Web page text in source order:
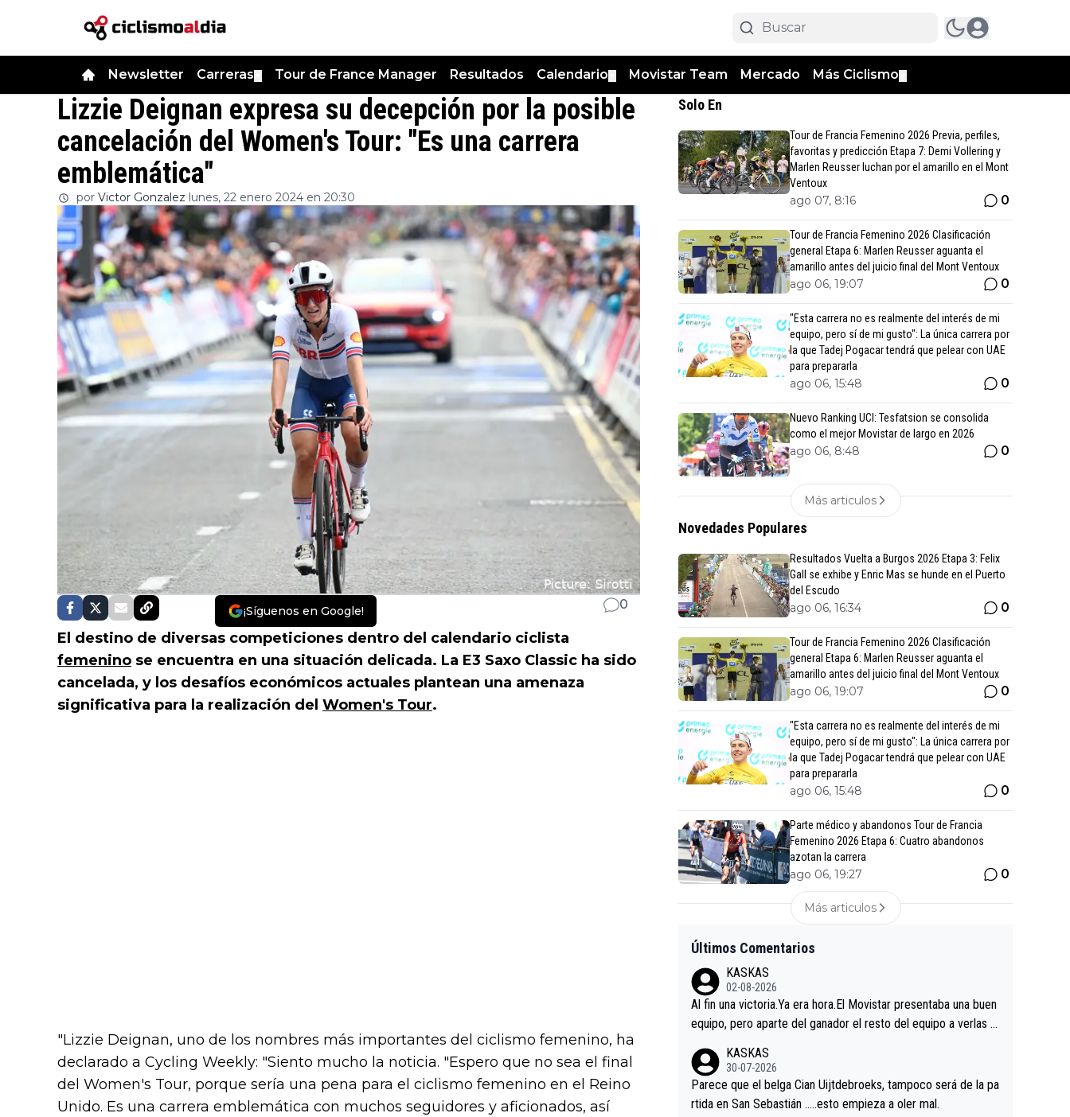
Newsletter Carreras Tour de France Manager Resultados Calendario Movistar Team Mercado Más Ciclismo
Lizzie Deignan expresa su decepción por la posible
cancelación del Women's Tour: "Es una carrera
emblemática"
por Victor Gonzalez lunes, 22 enero 2024 en 20:30
¡Síguenos en Google! 0
El destino de diversas competiciones dentro del calendario ciclista
femenino se encuentra en una situación delicada. La E3 Saxo Classic ha sido
cancelada, y los desafíos económicos actuales plantean una amenaza
significativa para la realización del Women's Tour.
"Lizzie Deignan, uno de los nombres más importantes del ciclismo femenino, ha
declarado a Cycling Weekly: "Siento mucho la noticia. "Espero que no sea el final
del Women's Tour, porque sería una pena para el ciclismo femenino en el Reino
Unido. Es una carrera emblemática con muchos seguidores y aficionados, así
Solo En
Tour de Francia Femenino 2026 Previa, perfiles,
favoritas y predicción Etapa 7: Demi Vollering y
Marlen Reusser luchan por el amarillo en el Mont
Ventoux
ago 07, 8:16 0
Tour de Francia Femenino 2026 Clasificación
general Etapa 6: Marlen Reusser aguanta el
amarillo antes del juicio final del Mont Ventoux
ago 06, 19:07 0
"Esta carrera no es realmente del interés de mi
equipo, pero sí de mi gusto": La única carrera por
la que Tadej Pogacar tendrá que pelear con UAE
para prepararla
ago 06, 15:48 0
Nuevo Ranking UCI: Tesfatsion se consolida
como el mejor Movistar de largo en 2026
ago 06, 8:48 0
Más articulos
Novedades Populares
Resultados Vuelta a Burgos 2026 Etapa 3: Felix
Gall se exhibe y Enric Mas se hunde en el Puerto
del Escudo
ago 06, 16:34 0
Tour de Francia Femenino 2026 Clasificación
general Etapa 6: Marlen Reusser aguanta el
amarillo antes del juicio final del Mont Ventoux
ago 06, 19:07 0
"Esta carrera no es realmente del interés de mi
equipo, pero sí de mi gusto": La única carrera por
la que Tadej Pogacar tendrá que pelear con UAE
para prepararla
ago 06, 15:48 0
Parte médico y abandonos Tour de Francia
Femenino 2026 Etapa 6: Cuatro abandonos
azotan la carrera
ago 06, 19:27 0
Más articulos
Últimos Comentarios
KASKAS
02-08-2026
Al fin una victoria.Ya era hora.El Movistar presentaba una buen
equipo, pero aparte del ganador el resto del equipo a verlas v
es.La única buena noticia es la mejoría de Enric Más en San S
ebastian.Si en la Vuelta a Burgos sigue la mejoría, podríamos t
ener alguna sorpresa en la Vuelta.Ojalá.
KASKAS
30-07-2026
Parece que el belga Cian Uijtdebroeks, tampoco será de la pa
rtida en San Sebastián …..esto empieza a oler mal.